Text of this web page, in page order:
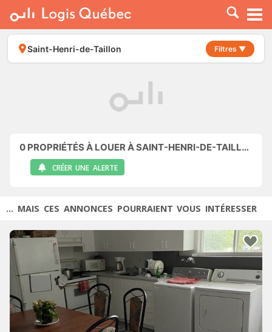
À LOUER
À VENDRE
PLACER UNE ANNONCE
Saint-Henri-de-Taillon Filtres ▼
0 PROPRIÉTÉS À LOUER À SAINT-HENRI-DE-TAILLON
CRÉER UNE ALERTE
... MAIS CES ANNONCES POURRAIENT VOUS INTÉRESSER